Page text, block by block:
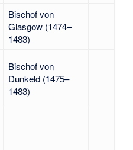
Bischof von
Glasgow (1474–
1483)
Bischof von
Dunkeld (1475–
1483)